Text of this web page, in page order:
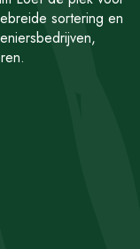
sortering en